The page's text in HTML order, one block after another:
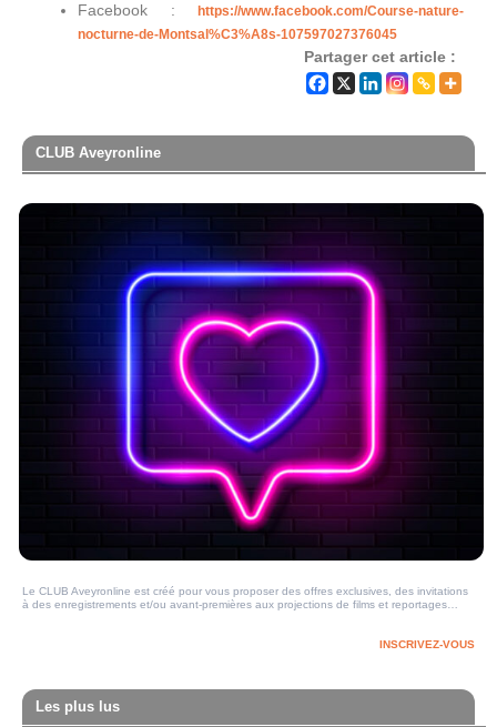
Facebook :
https://www.facebook.com/Course-nature-
nocturne-de-Montsal%C3%A8s-107597027376045
Partager cet article :
CLUB Aveyronline
Le CLUB Aveyronline est créé pour vous proposer des offres exclusives, des invitations
à des enregistrements et/ou avant-premières aux projections de films et reportages…
INSCRIVEZ-VOUS
Les plus lus